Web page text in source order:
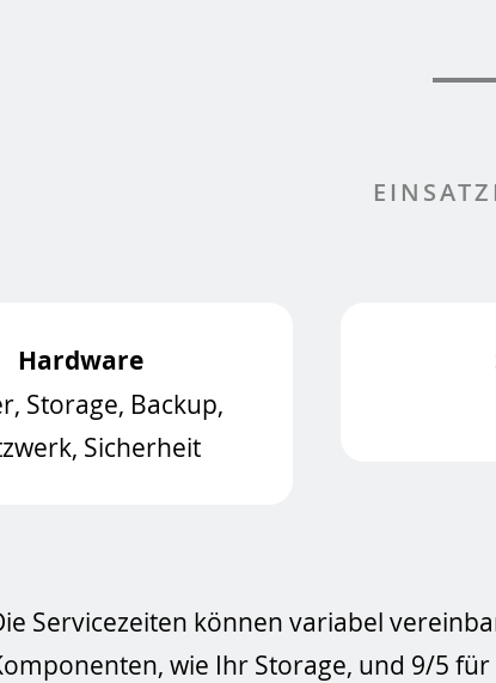
Hardware
Storage, Backup,
Sicherheit
Servicezeiten können variabel
wie Ihr Storage, und 9/5 für